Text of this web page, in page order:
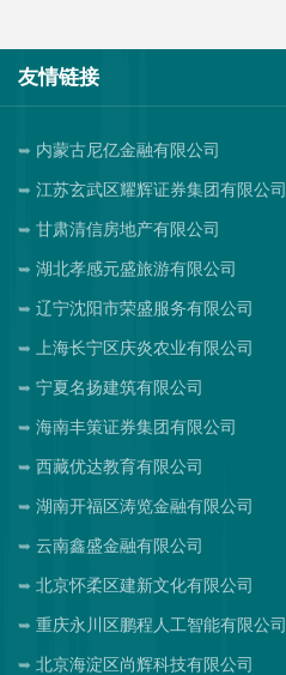
友情链接
内蒙古尼亿金融有限公司
江苏玄武区耀辉证券集团有限公司
甘肃清信房地产有限公司
湖北孝感元盛旅游有限公司
辽宁沈阳市荣盛服务有限公司
上海长宁区庆炎农业有限公司
宁夏名扬建筑有限公司
海南丰策证券集团有限公司
西藏优达教育有限公司
湖南开福区涛览金融有限公司
云南鑫盛金融有限公司
北京怀柔区建新文化有限公司
重庆永川区鹏程人工智能有限公司
北京海淀区尚辉科技有限公司